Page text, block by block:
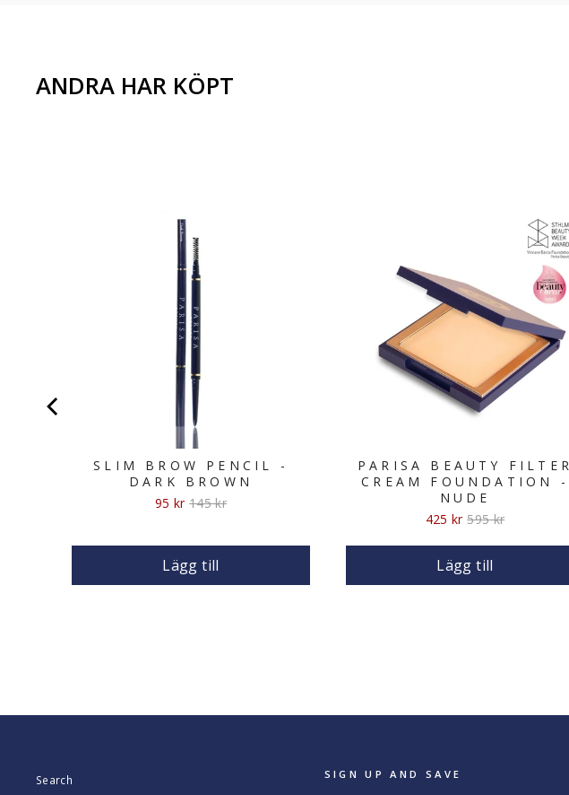
ANDRA HAR KÖPT
SLIM BROW PENCIL -
DARK BROWN
Sale
95 kr Original
145 kr
Lägg till
PARISA BEAUTY FILTER
CREAM FOUNDATION -
NUDE
Sale
425 kr Original
595 kr
Lägg till
Search SIGN UP AND SAVE